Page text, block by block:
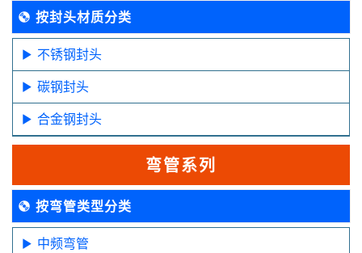
按封头材质分类
不锈钢封头
碳钢封头
合金钢封头
弯管系列
按弯管类型分类
中频弯管